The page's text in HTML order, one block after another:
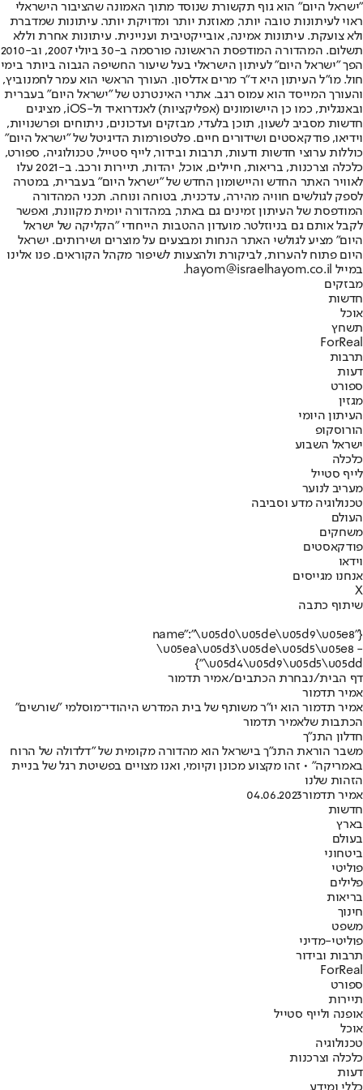
"ישראל היום" הוא גוף תקשורת שנוסד מתוך האמונה שהציבור הישראלי
ראוי לעיתונות טובה יותר, מאוזנת יותר ומדויקת יותר. עיתונות שמדברת
ולא צועקת. עיתונות אמינה, אובייקטיבית ועניינית. עיתונות אחרת וללא
תשלום. המהדורה המודפסת הראשונה פורסמה ב-30 ביולי 2007, וב-2010
הפך "ישראל היום" לעיתון הישראלי בעל שיעור החשיפה הגבוה ביותר בימי
חול. מו"ל העיתון היא ד"ר מרים אדלסון. העורך הראשי הוא עמר לחמנוביץ,
והעורך המייסד הוא עמוס רגב. אתרי האינטרנט של "ישראל היום" בעברית
ובאנגלית, כמו כן היישומונים (אפליקציות) לאנדרואיד ול-iOS, מציגים
חדשות מסביב לשעון, תוכן בלעדי, מבזקים ועדכונים, ניתוחים ופרשנויות,
וידיאו, פודקאסטים ושידורים חיים. פלטפורמות הדיגיטל של "ישראל היום"
כוללות ערוצי חדשות ודעות, תרבות ובידור, לייף סטייל, טכנולוגיה, ספורט,
כלכלה וצרכנות, בריאות, חיילים, אוכל, יהדות, תיירות ורכב. ב-2021 עלו
לאוויר האתר החדש והיישומון החדש של "ישראל היום" בעברית, במטרה
לספק לגולשים חוויה מהירה, עדכנית, בטוחה ונוחה. תכני המהדורה
המודפסת של העיתון זמינים גם באתר, במהדורה יומית מקוונת, ואפשר
לקבל אותם גם בניוזלטר. מועדון ההטבות הייחודי "הקליקה של ישראל
היום" מציע לגולשי האתר הנחות ומבצעים על מוצרים ושירותים. ישראל
היום פתוח להערות, לביקורת ולהצעות לשיפור מקהל הקוראים. פנו אלינו
במייל hayom@israelhayom.co.il.
מבזקים
חדשות
אוכל
תשחץ
ForReal
תרבות
דעות
ספורט
מגזין
העיתון היומי
הורוסקופ
ישראל השבוע
כלכלה
לייף סטייל
מעריב לנוער
טכנולוגיה מדע וסביבה
העולם
משחקים
פודקאסטים
וידאו
אנחנו מגייסים
X
שיתוף כתבה
{"name":"\u05d0\u05de\u05d9\u05e8
\u05ea\u05d3\u05de\u05d5\u05e8 -
\u05d4\u05d9\u05d5\u05dd"}
דף הבית/נבחרת הכתבים/אמיר תדמור
אמיר תדמור
אמיר תדמור הוא יו"ר משותף של בית המדרש היהודי־מוסלמי "שורשים"
הכתבות שלאמיר תדמור
חדלון התנ"ך
משבר הוראת התנ"ך בישראל הוא מהדורה מקומית של "דלדולה של הרוח
באמריקה" • זהו מקצוע מכונן וקיומי, ואנו מצויים בפשיטת רגל של בניית
הזהות שלנו
אמיר תדמור04.06.2023
חדשות
בארץ
בעולם
ביטחוני
פוליטי
פלילים
בריאות
חינוך
משפט
פוליטי-מדיני
תרבות ובידור
ForReal
ספורט
תיירות
אופנה ולייף סטייל
אוכל
טכנולוגיה
כלכלה וצרכנות
דעות